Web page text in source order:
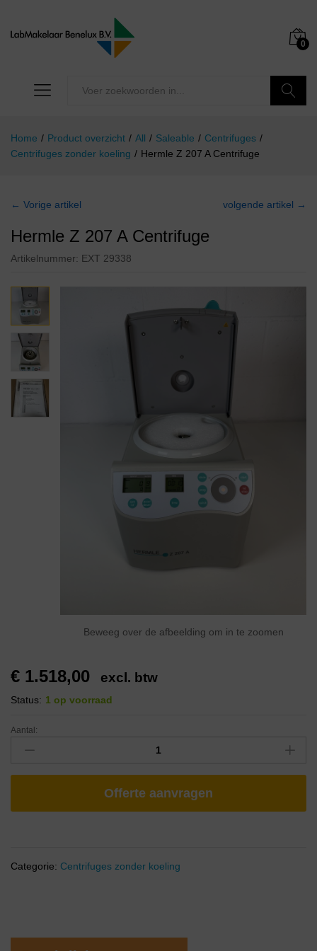
0
Home / Product overzicht / All / Saleable / Centrifuges /
Centrifuges zonder koeling / Hermle Z 207 A Centrifuge
← Vorige artikel volgende artikel →
Hermle Z 207 A Centrifuge
Artikelnummer: EXT 29338
Beweeg over de afbeelding om in te zoomen
€ 1.518,00 excl. btw
Status: 1 op voorraad
Aantal:
Offerte aanvragen
Categorie: Centrifuges zonder koeling